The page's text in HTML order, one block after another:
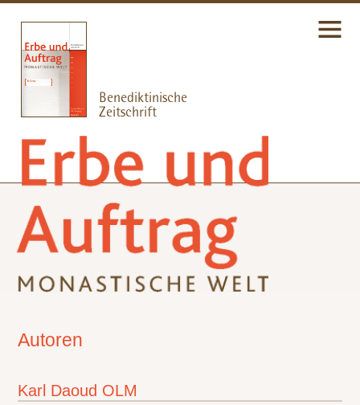
Autoren
Karl Daoud OLM